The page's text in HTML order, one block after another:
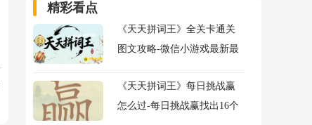
精彩看点
《天天拼词王》全关卡通关
图文攻略-微信小游戏最新最
《天天拼词王》每日挑战赢
怎么过-每日挑战赢找出16个